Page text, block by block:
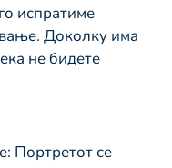
испратиме
Доколку има
не бидете
Портретот се